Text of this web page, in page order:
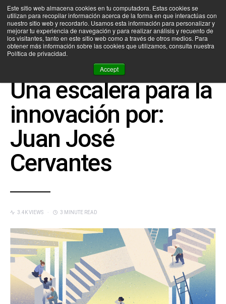
Este sitio web almacena cookies en tu computadora. Estas cookies se
utilizan para recopilar información acerca de la forma en que interactúas con
nuestro sitio web y recordarlo. Usamos esta información para personalizar y
mejorar tu experiencia de navegación y para realizar análisis y recuento de
los visitantes, tanto en este sitio web como a través de otros medios. Para
obtener más información sobre las cookies que utilizamos, consulta nuestra
Política de privacidad.
Accept
SEARCH FOR:
INNOVACIÓN
Una escalera para la
innovación por:
Juan José
Cervantes
3.4K VIEWS 3 MINUTE READ